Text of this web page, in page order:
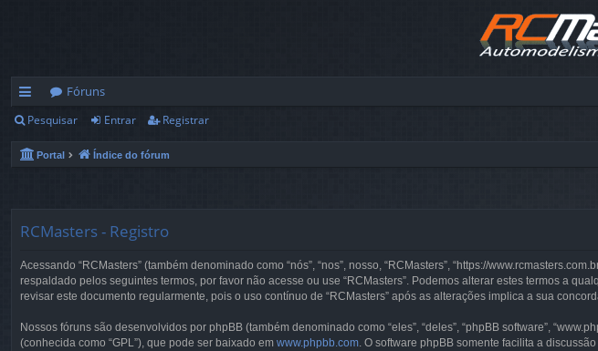
in
ks
d
os
Fóruns
Pesquisar Entrar Registrar
Portal Índice do fórum
RCMasters - Registro
Acessando “RCMasters” (também denominado como “nós”, “nos”, nosso, “RCMasters”, “https://
respaldado pelos seguintes termos, por favor não acesse ou use “RCMasters”. Podemos alterar estes termos a
revisar este documento regularmente, pois o uso contínuo de “RCMasters” após as alterações implica a sua
Nossos fóruns são desenvolvidos por phpBB (também denominado como “eles”, “deles”, “phpBB software”,
(conhecida como “GPL”), que pode ser baixado em www.phpbb.com. O software phpBB somente facilita a